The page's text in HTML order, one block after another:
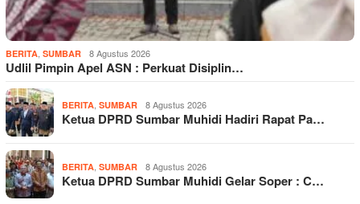
BERITA SUMBAR 8 Agustus 2026
Udlil Pimpin Apel ASN : Perkuat Disiplin…
BERITA SUMBAR 8 Agustus 2026
Ketua DPRD Sumbar Muhidi Hadiri Rapat Pa…
BERITA SUMBAR 8 Agustus 2026
Ketua DPRD Sumbar Muhidi Gelar Soper : C…